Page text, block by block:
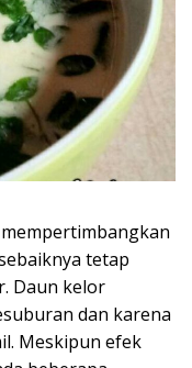
tetap
Daun kelor
dan karena
Meskipun efek